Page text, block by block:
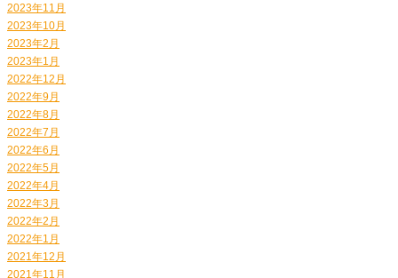
2023年11月
2023年10月
2023年2月
2023年1月
2022年12月
2022年9月
2022年8月
2022年7月
2022年6月
2022年5月
2022年4月
2022年3月
2022年2月
2022年1月
2021年12月
2021年11月